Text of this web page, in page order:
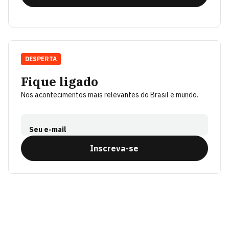
Fique ligado
Nos acontecimentos mais relevantes do Brasil e mundo.
Seu e-mail
Inscreva-se
DESPERTA